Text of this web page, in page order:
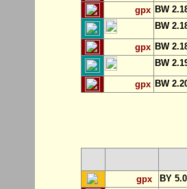
gpx BW
BW
gpx BW
BW
gpx BW
gpx
BY